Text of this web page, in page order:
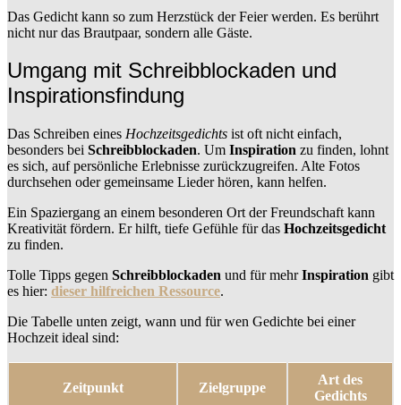
Das Gedicht kann so zum Herzstück der Feier werden. Es berührt
nicht nur das Brautpaar, sondern alle Gäste.
Umgang mit Schreibblockaden und
Inspirationsfindung
Das Schreiben eines Hochzeitsgedichts ist oft nicht einfach,
besonders bei Schreibblockaden. Um Inspiration zu finden, lohnt
es sich, auf persönliche Erlebnisse zurückzugreifen. Alte Fotos
durchsehen oder gemeinsame Lieder hören, kann helfen.
Ein Spaziergang an einem besonderen Ort der Freundschaft kann
Kreativität fördern. Er hilft, tiefe Gefühle für das Hochzeitsgedicht
zu finden.
Tolle Tipps gegen Schreibblockaden und für mehrInspiration gibt
es hier: dieser hilfreichen Ressource.
Die Tabelle unten zeigt, wann und für wen Gedichte bei einer
Hochzeit ideal sind:
Zeitpunkt Zielgruppe
Art des
Gedichts